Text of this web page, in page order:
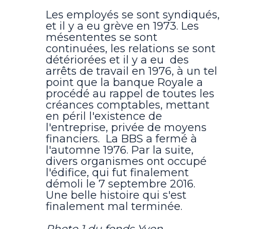
Les employés se sont syndiqués,
et il y a eu grève en 1973. Les
mésententes se sont
continuées, les relations se sont
détériorées et il y a eu des
arrêts de travail en 1976, à un tel
point que la banque Royale a
procédé au rappel de toutes les
créances comptables, mettant
en péril l'existence de
l'entreprise, privée de moyens
financiers. La BBS a fermé à
l'automne 1976. Par la suite,
divers organismes ont occupé
l'édifice, qui fut finalement
démoli le 7 septembre 2016.
Une belle histoire qui s'est
finalement mal terminée.